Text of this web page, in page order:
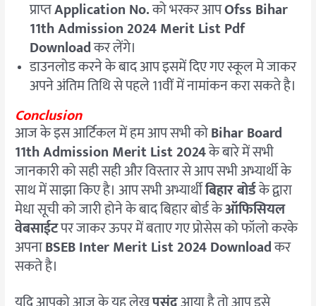
प्राप्तApplication No.को भरकर आपOfss Bihar
11th Admission 2024 Merit List Pdf
Downloadकर लेंगे।
डाउनलोड करने के बाद आप इसमें दिए गए स्कूल मे जाकर
अपने अंतिम तिथि से पहले 11वीं में नामांकन करा सकते है।
Conclusion
आज के इस आर्टिकल में हम आप सभी कोBihar Board
11th Admission Merit List 2024के बारे में सभी
जानकारी को सही सही और विस्तार से आप सभी अभ्यार्थी के
साथ में साझा किए है। आप सभी अभ्यार्थीबिहार बोर्डके द्वारा
मेधा सूची को जारी होने के बाद बिहार बोर्ड केऑफिसियल
वेबसाईटपर जाकर ऊपर में बताए गए प्रोसेस को फॉलो करके
अपनाBSEB Inter Merit List 2024 Downloadकर
सकते है।